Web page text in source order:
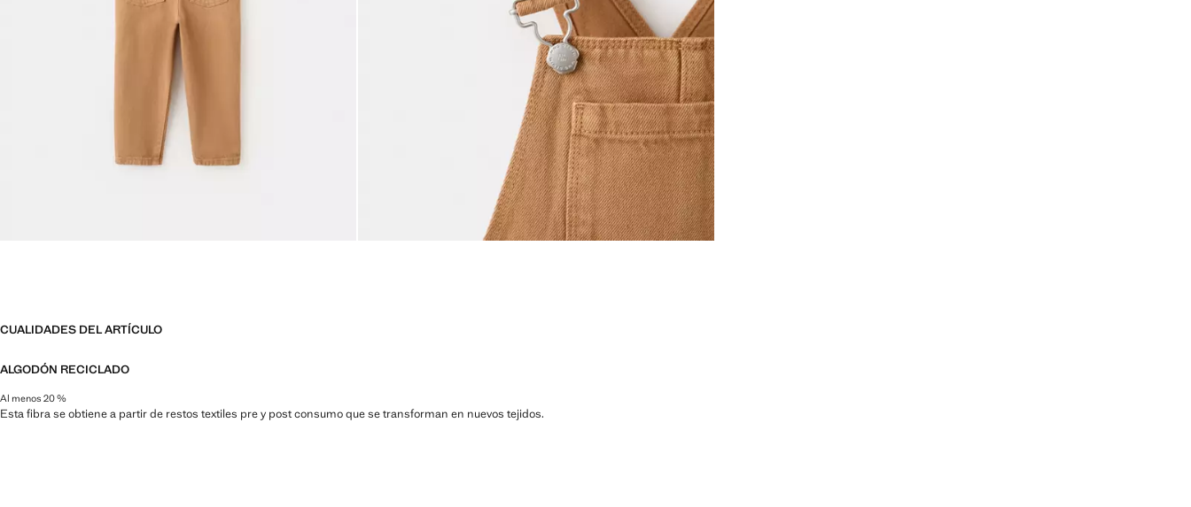
CUALIDADES DEL ARTÍCULO
ALGODÓN RECICLADO
Al menos 20 %
Esta fibra se obtiene a partir de restos textiles pre y post consumo que se transforman en nuevos tejidos.